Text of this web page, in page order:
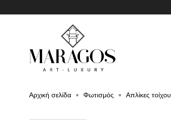
Αρχική σελίδα Φωτισμός Απλίκες τοίχου